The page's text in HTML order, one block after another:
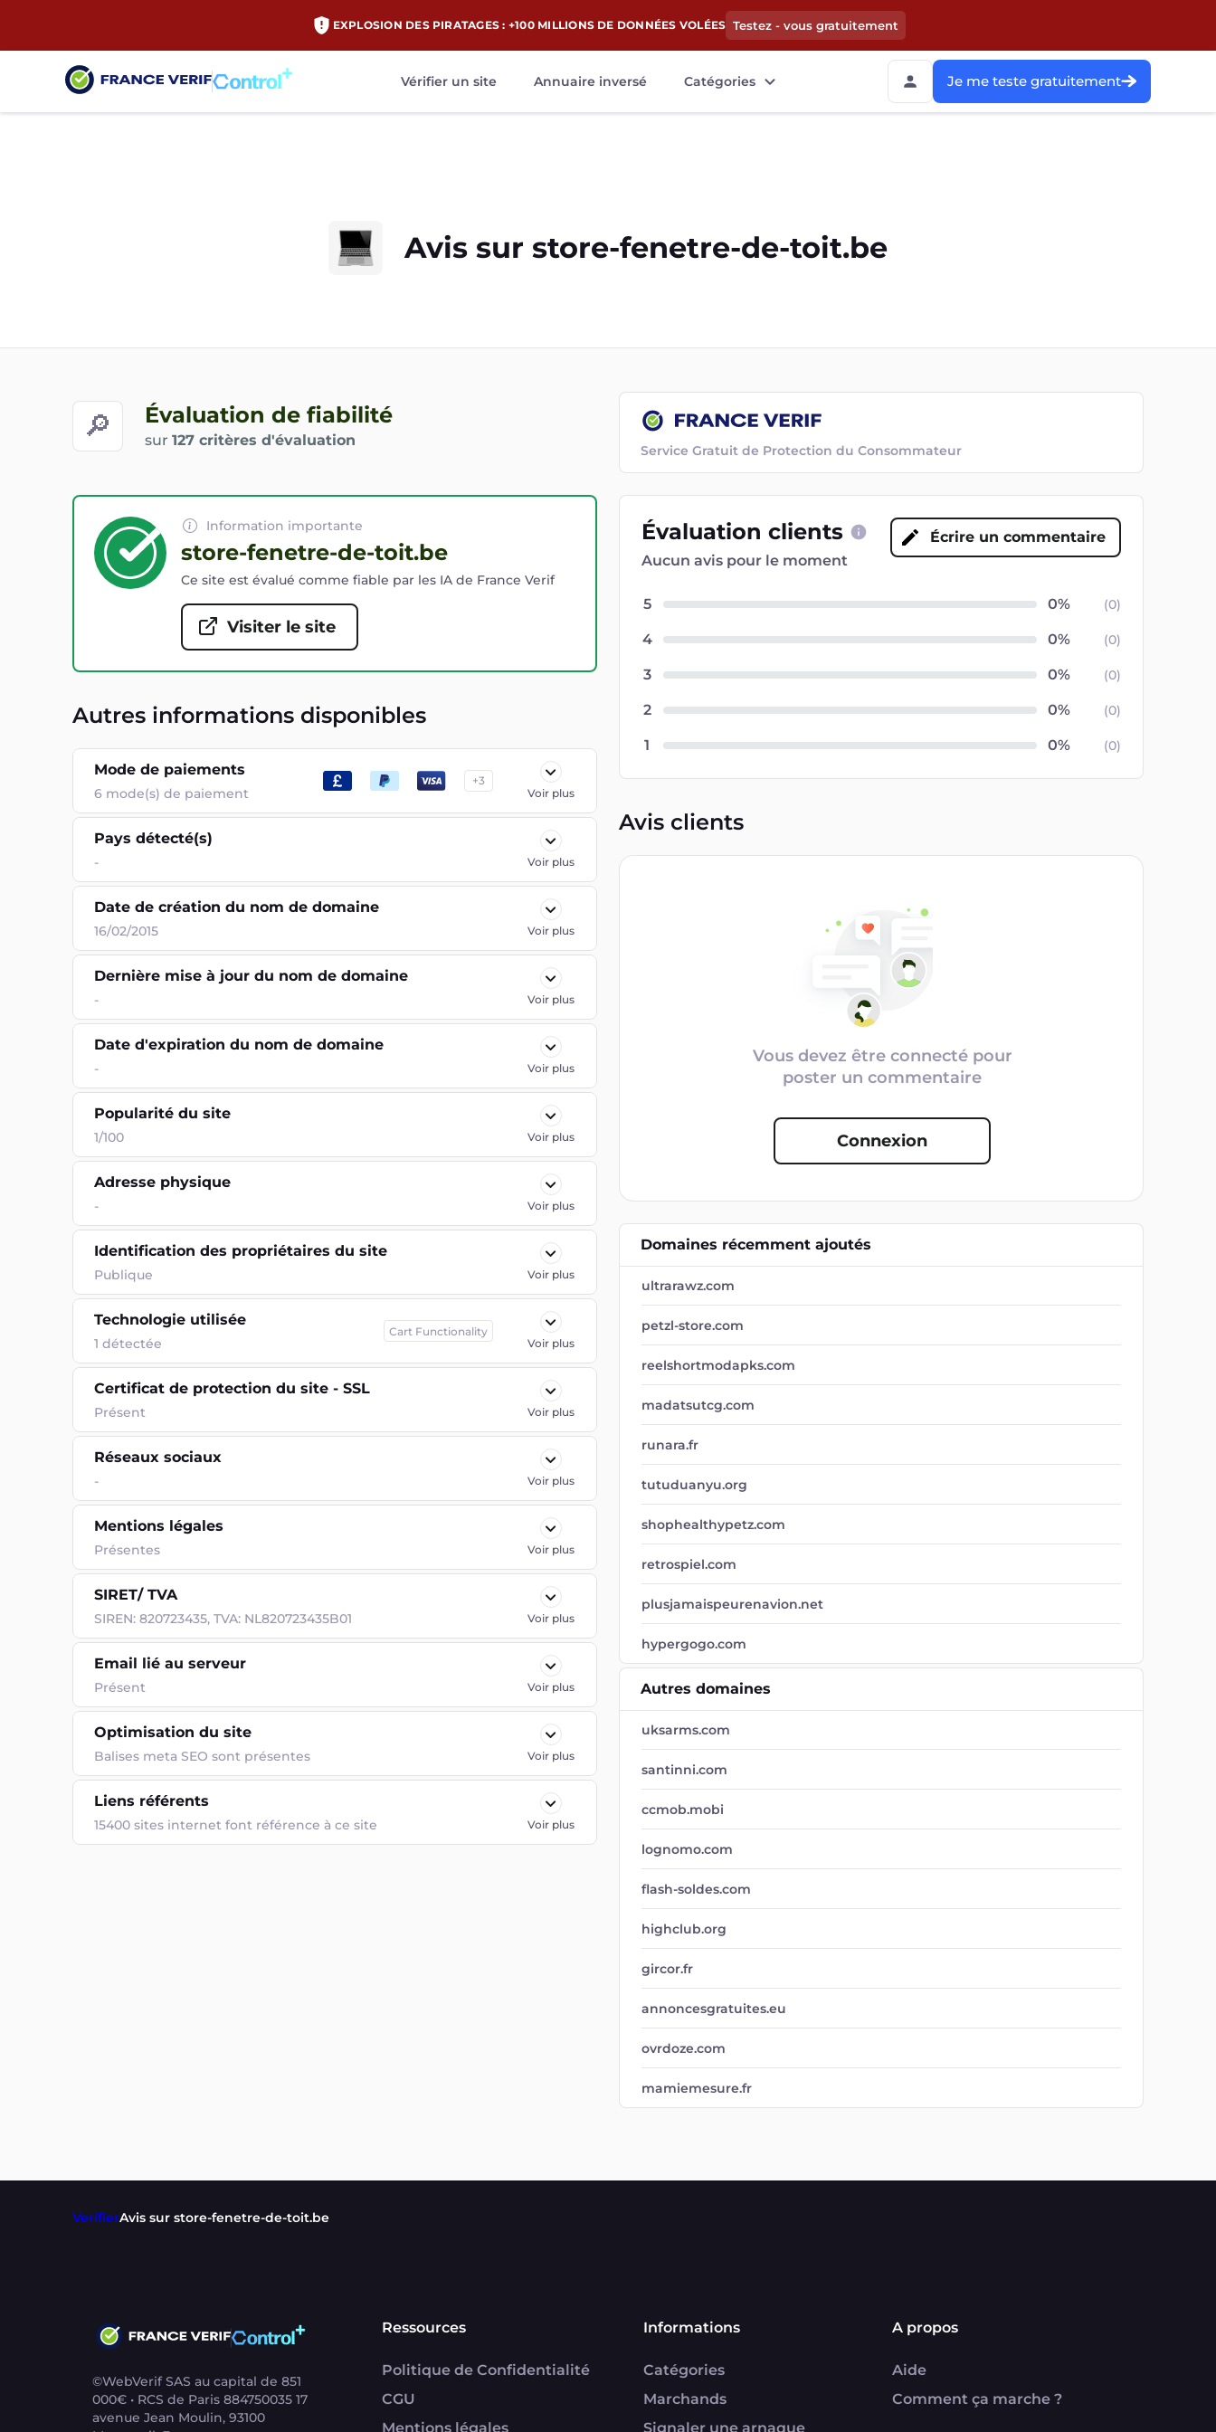
EXPLOSION DES PIRATAGES : +100 MILLIONS DE DONNÉES VOLÉES Testez - vous gratuitement
Vérifier un site Annuaire inversé Catégories Je me teste gratuitement
Avis sur store-fenetre-de-toit.be
🔎 Évaluation de fiabilité
sur 127 critères d'évaluation
Service Gratuit de Protection du Consommateur
Information importante
store-fenetre-de-toit.be
Ce site est évalué comme fiable par les IA de France Verif
Visiter le site
Autres informations disponibles
Mode de paiements
6 mode(s) de paiement
+3
Voir plus
Pays détecté(s)
- Voir plus
Date de création du nom de domaine
16/02/2015 Voir plus
Dernière mise à jour du nom de domaine
- Voir plus
Date d'expiration du nom de domaine
- Voir plus
Popularité du site
1/100 Voir plus
Adresse physique
- Voir plus
Identification des propriétaires du site
Publique Voir plus
Technologie utilisée
1 détectée
Cart Functionality
Voir plus
Certificat de protection du site - SSL
Présent Voir plus
Réseaux sociaux
- Voir plus
Mentions légales
Présentes Voir plus
SIRET/ TVA
SIREN: 820723435, TVA: NL820723435B01 Voir plus
Email lié au serveur
Présent Voir plus
Optimisation du site
Balises meta SEO sont présentes Voir plus
Liens référents
15400 sites internet font référence à ce site Voir plus
Évaluation clients
Aucun avis pour le moment
Écrire un commentaire
5 (0)
4 (0)
3 (0)
2 (0)
1 (0)
Avis clients
Vous devez être connecté pour
poster un commentaire
Connexion
Domaines récemment ajoutés
ultrarawz.com
petzl-store.com
reelshortmodapks.com
madatsutcg.com
runara.fr
tutuduanyu.org
shophealthypetz.com
retrospiel.com
plusjamaispeurenavion.net
hypergogo.com
Autres domaines
uksarms.com
santinni.com
ccmob.mobi
lognomo.com
flash-soldes.com
highclub.org
gircor.fr
annoncesgratuites.eu
ovrdoze.com
mamiemesure.fr
VerifierAvis sur store-fenetre-de-toit.be
©WebVerif SAS au capital de 851
000€ • RCS de Paris 884750035 17
avenue Jean Moulin, 93100
Ressources
Politique de Confidentialité
CGU
Mentions légales
Informations
Catégories
Marchands
Signaler une arnaque
A propos
Aide
Comment ça marche ?